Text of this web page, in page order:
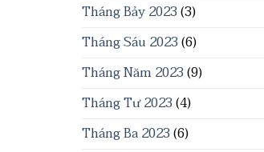
Tháng Bảy 2023(3)
Tháng Sáu 2023(6)
Tháng Năm 2023(9)
Tháng Tư 2023(4)
Tháng Ba 2023(6)